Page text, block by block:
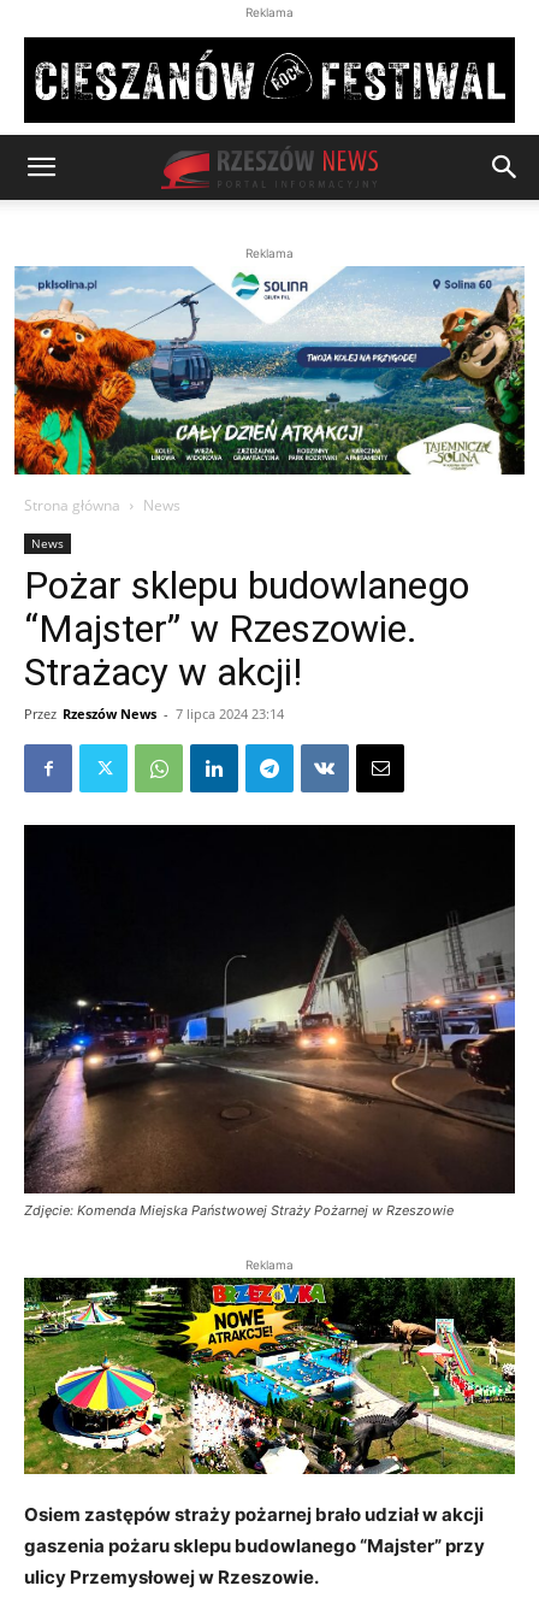
Reklama
Reklama
Strona główna News
News
Pożar sklepu budowlanego
“Majster” w Rzeszowie.
Strażacy w akcji!
Przez Rzeszów News - 7 lipca 2024 23:14
Zdjęcie: Komenda Miejska Państwowej Straży Pożarnej w Rzeszowie
Reklama
Osiem zastępów straży pożarnej brało udział w akcji
gaszenia pożaru sklepu budowlanego “Majster” przy
ulicy Przemysłowej w Rzeszowie.